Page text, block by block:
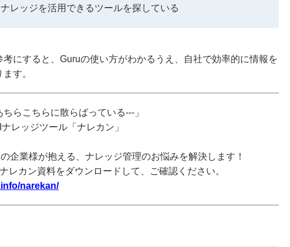
レッジを活用できるツールを探している
考にすると、Guruの使い方がわかるうえ、自社で効率的に情報を
す。
ちらこちらに散らばっている---」
レッジツール「ナレカン」
企業様が抱える、ナレッジ管理のお悩みを解決します！
レカン資料をダウンロードして、ご確認ください。
narekan/